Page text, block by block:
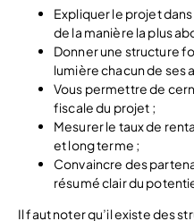
Expliquer le projet
de la manière la plus
Donner une structure
lumière chacun de ses
Vous permettre de
fiscale du projet ;
Mesurer le taux de
et long terme ;
Convaincre des
résumé clair du
Il faut noter qu’il existe des